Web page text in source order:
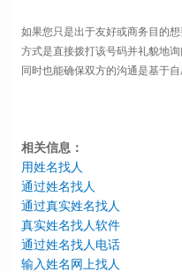
如果您只是出于友好或商务目的
方式是直接拨打该号码并礼貌地
同时也能确保双方的沟通是基于自
相关信息：
用姓名找人
通过姓名找人
通过真实姓名找人
真实姓名找人软件
通过姓名找人电话
输入姓名网上找人